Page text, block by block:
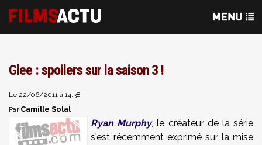
Glee : spoilers sur la saison 3 !
Le 22/06/2011 à 14:38
Par Camille Solal
Ryan Murphy, le créateur de la série
s'est récemment exprimé sur la mise